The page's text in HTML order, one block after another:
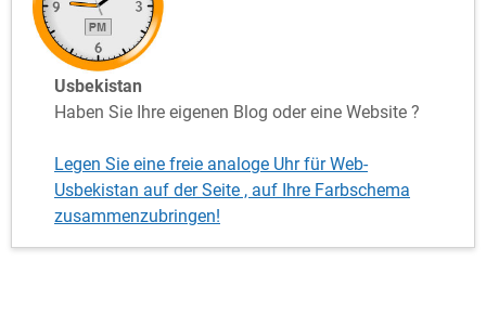
Usbekistan
Haben Sie Ihre eigenen Blog oder eine Website ?
Legen Sie eine freie analoge Uhr für Web-
Usbekistan auf der Seite , auf Ihre Farbschema
zusammenzubringen!